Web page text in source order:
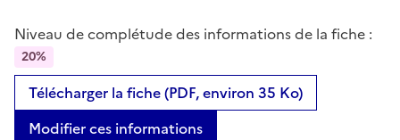
Niveau de complétude des informations de la fiche :
20%
Télécharger la fiche (PDF, environ 35 Ko)
Modifier ces informations